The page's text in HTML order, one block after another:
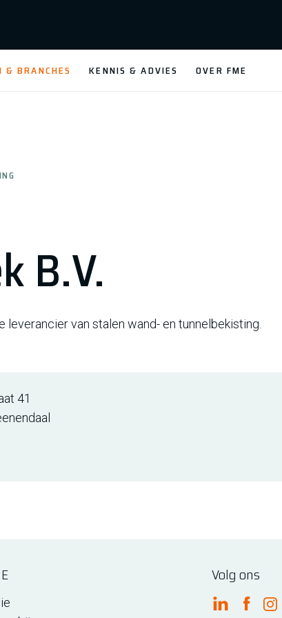
& BRANCHES KENNIS & ADVIES OVER FME
B.V.
van stalen wand- en tunnelbekisting.
41
Volg ons
FMEFME